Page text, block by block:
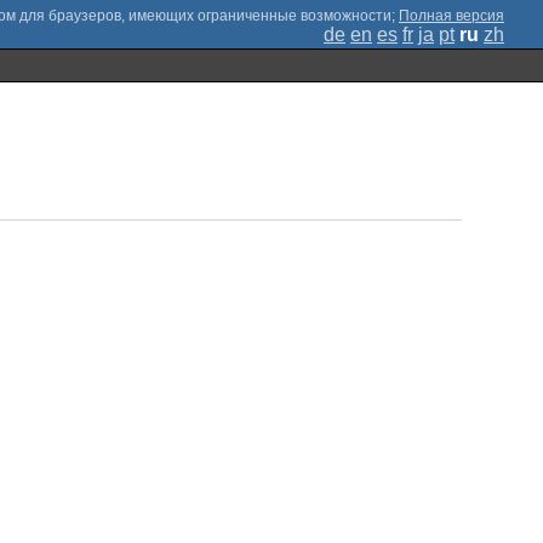
; Полная версия
de en es fr ja pt ru zh